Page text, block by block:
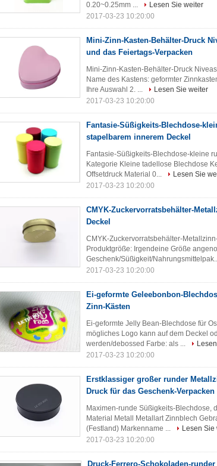
0.20~0.25mm ...
Lesen Sie weiter
2017-03-23 10:20:00
Mini-Zinn-Kasten-Behälter-Druck
und das Feiertags-Verpacken
Mini-Zinn-Kasten-Behälter-Druck
Name des Kastens: geformter
Ihre Auswahl 2. ...
Lesen Sie weiter
2017-03-23 10:20:00
Fantasie-Süßigkeits-Blechdose-
stapelbarem innerem Deckel
Fantasie-Süßigkeits-Blechdose-kleine
Kategorie Kleine tadellose Blechdose
Offsetdruck Material 0...
Lesen Sie
2017-03-23 10:20:00
CMYK-Zuckervorratsbehälter-
Deckel
CMYK-Zuckervorratsbehälter-
Produktgröße: Irgendeine Größe
Geschenk/Süßigkeit/
2017-03-23 10:20:00
Ei-geformte Geleebonbon-
Zinn-Kästen
Ei-geformte Jelly Bean-Blechdose für
mögliches Logo kann auf dem Deckel
werden/debossed Farbe: als ...
2017-03-23 10:20:00
Erstklassiger großer runder
Druck für das Geschenk-Verpacken
Maximen-runde Süßigkeits-Blechdose,
Material Metall Metallart Zinnblech
(Festland) Markenname ...
Lesen Sie
2017-03-23 10:20:00
Druck-Ferrero-Schokoladen-